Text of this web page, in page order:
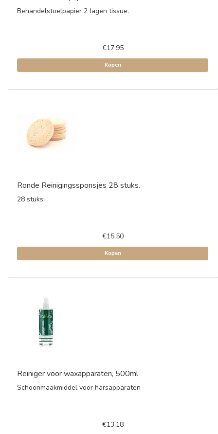
Behandelstoelpapier 2 lagen tissue.
€17,95
Kopen
Ronde Reinigingssponsjes 28 stuks.
28 stuks.
€15,50
Kopen
Reiniger voor waxapparaten, 500ml
Schoonmaakmiddel voor harsapparaten
€13,18